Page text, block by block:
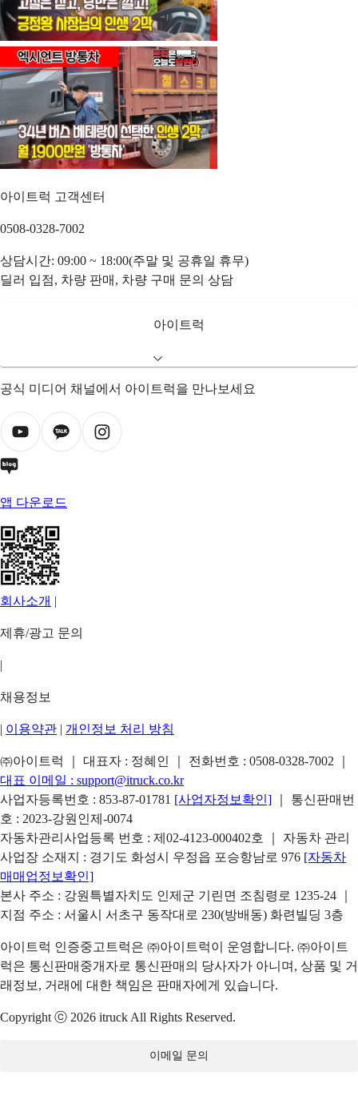
아이트럭 고객센터
0508-0328-7002
상담시간: 09:00 ~ 18:00(주말 및 공휴일 휴무)
딜러 입점, 차량 판매, 차량 구매 문의 상담
아이트럭
공식 미디어 채널에서 아이트럭을 만나보세요
앱 다운로드
회사소개 |
제휴/광고 문의
|
채용정보
| 이용약관 | 개인정보 처리 방침
㈜아이트럭 ｜ 대표자 : 정혜인 ｜ 전화번호 : 0508-0328-7002
대표 이메일 : support@itruck.co.kr
사업자등록번호 : 853-87-01781 [사업자정보확인]
｜ 통신판매번
호 : 2023-강원인제-0074
자동차관리사업등록 번호 : 제02-4123-000402호 ｜ 자동차 관리
사업장 소재지 : 경기도 화성시 우정읍 포승항남로 976 [자동차
매매업정보확인]
본사 주소 : 강원특별자치도 인제군 기린면 조침령로 1235-24 ｜
지점 주소 : 서울시 서초구 동작대로 230(방배동) 화련빌딩 3층
아이트럭 인증중고트럭은 ㈜아이트럭이 운영합니다. ㈜아이트
럭은 통신판매중개자로 통신판매의 당사자가 아니며, 상품 및 거
래정보, 거래에 대한 책임은 판매자에게 있습니다.
Copyright ⓒ 2026 itruck All Rights Reserved.
이메일 문의